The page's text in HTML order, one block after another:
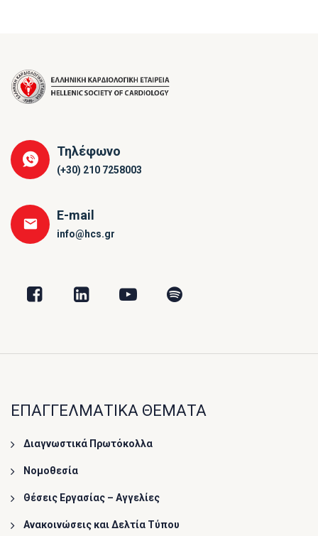
Τηλέφωνο
(+30) 210 7258003
E-mail
info@hcs.gr
ΕΠΑΓΓΕΛΜΑΤΙΚΑ ΘΕΜΑΤΑ
Διαγνωστικά Πρωτόκολλα
Νομοθεσία
Θέσεις Εργασίας – Αγγελίες
Ανακοινώσεις και Δελτία Τύπου